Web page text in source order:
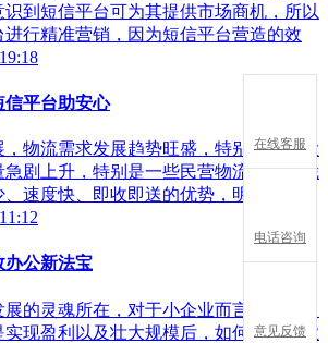
到短信平台可为其提供市场商机，所以
行精准营销，因为短信平台营造的效
信平台助安心
，物流需求发展趋势旺盛，特别是淘宝大
剧上升，特别是一些民营物流企业，凭
速度快、即收即送的优势，明显比邮
办公新法宝
的灵魂所在，对于小企业而言，也许盈
现盈利以及壮大规模后，如何提升企业
在线客服
电话咨询
意见反馈